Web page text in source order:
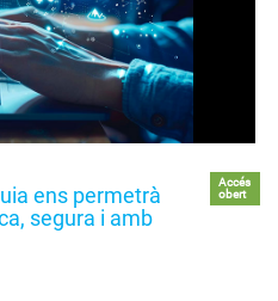
ens permetrà
segura i amb
Accés
obert